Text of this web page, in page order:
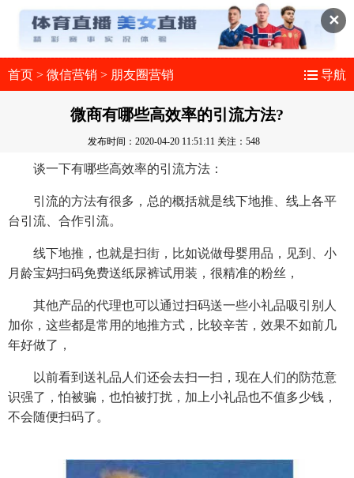
✕
首页 > 微信营销 > 朋友圈营销 导航
微商有哪些高效率的引流方法?
发布时间：2020-04-20 11:51:11 关注：548
谈一下有哪些高效率的引流方法：
引流的方法有很多，总的概括就是线下地推、线上各平
台引流、合作引流。
线下地推，也就是扫街，比如说做母婴用品，见到、小
月龄宝妈扫码免费送纸尿裤试用装，很精准的粉丝，
其他产品的代理也可以通过扫码送一些小礼品吸引别人
加你，这些都是常用的地推方式，比较辛苦，效果不如前几
年好做了，
以前看到送礼品人们还会去扫一扫，现在人们的防范意
识强了，怕被骗，也怕被打扰，加上小礼品也不值多少钱，
不会随便扫码了。